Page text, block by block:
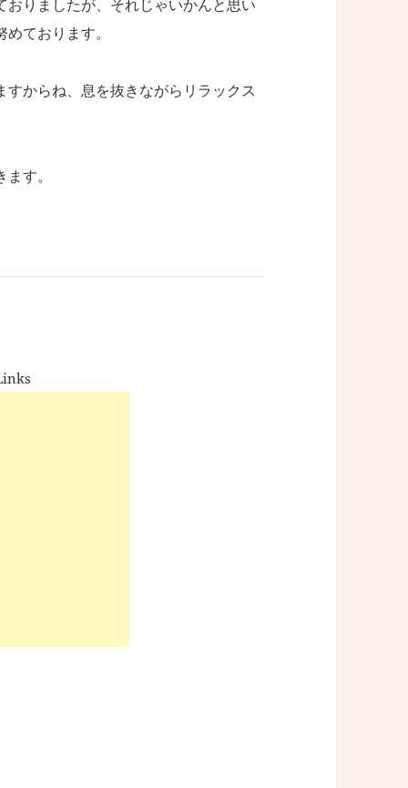
りましたが、それじゃいかんと思い
ております。
からね、息を抜きながらリラックス
す。